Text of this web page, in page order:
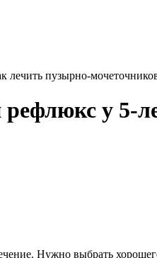
лечить пузырно-
у 5-
Нужно выбрать